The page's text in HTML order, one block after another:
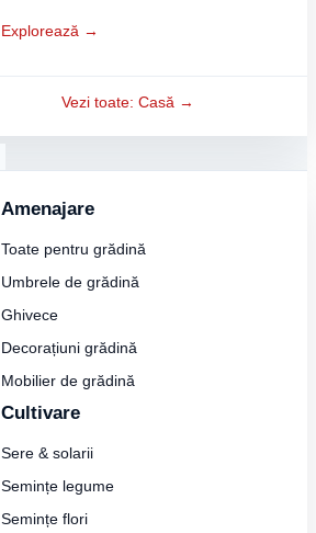
Explorează →
Vezi toate: Casă →
Amenajare
Toate pentru grădină
Umbrele de grădină
Ghivece
Decorațiuni grădină
Mobilier de grădină
Cultivare
Sere & solarii
Semințe legume
Semințe flori